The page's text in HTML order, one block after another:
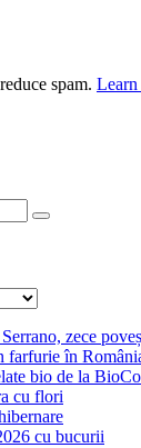
spam.
zece
farfurie în
bio de la
cu flori
cu bucurii